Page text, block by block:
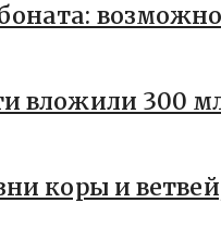
вложили 300
коры и